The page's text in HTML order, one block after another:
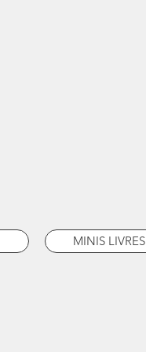
MINIS LIVRES